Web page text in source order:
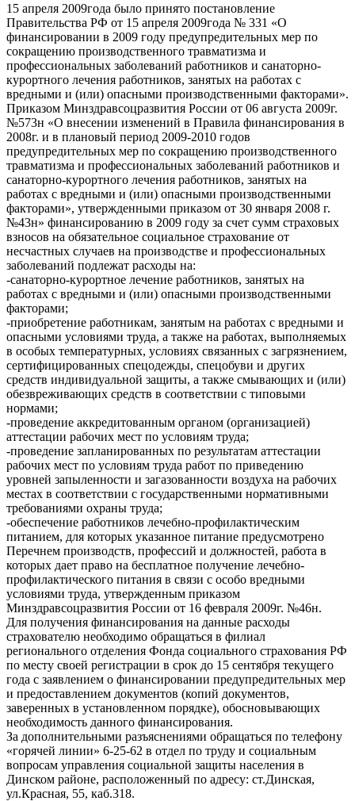
15 апреля 2009года было принято постановление
Правительства РФ от 15 апреля 2009года № 331 «О
финансировании в 2009 году предупредительных мер по
сокращению производственного травматизма и
профессиональных заболеваний работников и санаторно-
курортного лечения работников, занятых на работах с
вредными и (или) опасными производственными факторами».
Приказом Минздравсоцразвития России от 06 августа 2009г.
№573н «О внесении изменений в Правила финансирования в
2008г. и в плановый период 2009-2010 годов
предупредительных мер по сокращению производственного
травматизма и профессиональных заболеваний работников и
санаторно-курортного лечения работников, занятых на
работах с вредными и (или) опасными производственными
факторами», утвержденными приказом от 30 января 2008 г.
№43н» финансированию в 2009 году за счет сумм страховых
взносов на обязательное социальное страхование от
несчастных случаев на производстве и профессиональных
заболеваний подлежат расходы на:
-санаторно-курортное лечение работников, занятых на
работах с вредными и (или) опасными производственными
факторами;
-приобретение работникам, занятым на работах с вредными и
опасными условиями труда, а также на работах, выполняемых
в особых температурных, условиях связанных с загрязнением,
сертифицированных спецодежды, спецобуви и других
средств индивидуальной защиты, а также смывающих и (или)
обезвреживающих средств в соответствии с типовыми
нормами;
-проведение аккредитованным органом (организацией)
аттестации рабочих мест по условиям труда;
-проведение запланированных по результатам аттестации
рабочих мест по условиям труда работ по приведению
уровней запыленности и загазованности воздуха на рабочих
местах в соответствии с государственными нормативными
требованиями охраны труда;
-обеспечение работников лечебно-профилактическим
питанием, для которых указанное питание предусмотрено
Перечнем производств, профессий и должностей, работа в
которых дает право на бесплатное получение лечебно-
профилактического питания в связи с особо вредными
условиями труда, утвержденным приказом
Минздравсоцразвития России от 16 февраля 2009г. №46н.
Для получения финансирования на данные расходы
страхователю необходимо обращаться в филиал
регионального отделения Фонда социального страхования РФ
по месту своей регистрации в срок до 15 сентября текущего
года с заявлением о финансировании предупредительных мер
и предоставлением документов (копий документов,
заверенных в установленном порядке), обосновывающих
необходимость данного финансирования.
За дополнительными разъяснениями обращаться по телефону
«горячей линии» 6-25-62 в отдел по труду и социальным
вопросам управления социальной защиты населения в
Динском районе, расположенный по адресу: ст.Динская,
ул.Красная, 55, каб.318.